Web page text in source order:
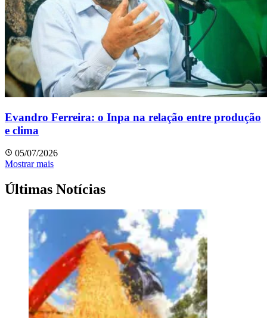
Evandro Ferreira: o Inpa na relação entre produção
e clima
05/07/2026
Mostrar mais
Últimas Notícias